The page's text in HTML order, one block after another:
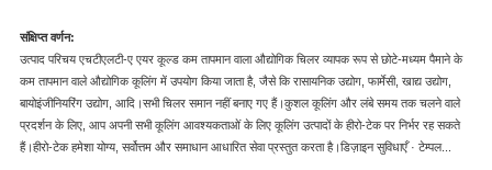
संक्षिप्त वर्णन:
उत्पाद परिचय एचटीएलटी-ए एयर कूल्ड कम तापमान वाला औद्योगिक चिलर व्यापक रूप से छोटे-मध्यम पैमाने के
कम तापमान वाले औद्योगिक कूलिंग में उपयोग किया जाता है, जैसे कि रासायनिक उद्योग, फार्मेसी, खाद्य उद्योग,
बायोइंजीनियरिंग उद्योग, आदि।सभी चिलर समान नहीं बनाए गए हैं।कुशल कूलिंग और लंबे समय तक चलने वाले
प्रदर्शन के लिए, आप अपनी सभी कूलिंग आवश्यकताओं के लिए कूलिंग उत्पादों के हीरो-टेक पर निर्भर रह सकते
हैं।हीरो-टेक हमेशा योग्य, सर्वोत्तम और समाधान आधारित सेवा प्रस्तुत करता है।डिज़ाइन सुविधाएँ · टेम्पल...